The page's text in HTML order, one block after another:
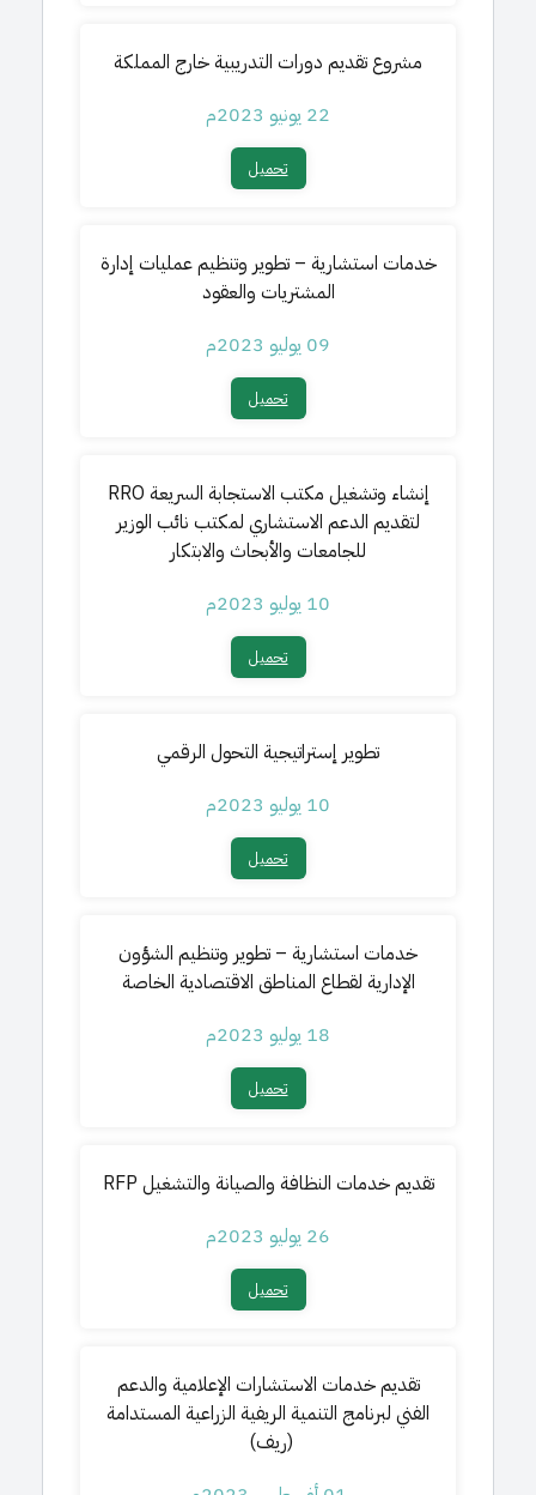
مشروع تقديم دورات التدريبية خارج المملكة
22 يونيو 2023م
تحميل​
خدمات استشارية – تطوير وتنظيم عمليات إدارة
المشتريات والعقود
09 يوليو 2023م
تحميل​
إنشاء وتشغيل مكتب الاستجابة السريعة RRO
لتقديم الدعم الاستشاري لمكتب نائب الوزير
للجامعات والأبحاث والابتكار
10 يوليو 2023م
تحميل​
تطوير إستراتيجية التحول الرقمي
10 يوليو 2023م
تحميل​
خدمات استشارية – تطوير وتنظيم الشؤون
الإدارية لقطاع المناطق الاقتصادية الخاصة
18 يوليو 2023م
تحميل​
تقديم خدمات النظافة والصيانة والتشغيل RFP
26 يوليو 2023م
تحميل​
تقديم خدمات الاستشارات الإعلامية والدعم
الفني لبرنامج التنمية الريفية الزراعية المستدامة
(ريف)